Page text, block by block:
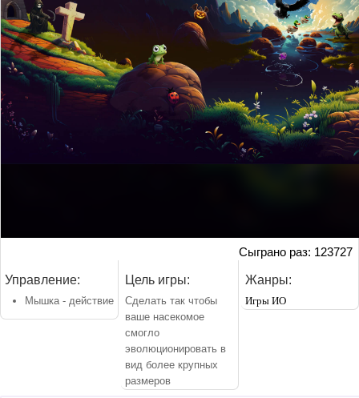
Сыграно раз: 123727
Управление:
Мышка - действие
Цель игры:
Сделать так чтобы
ваше насекомое
смогло
эволюционировать в
вид более крупных
размеров
Жанры:
Игры ИО